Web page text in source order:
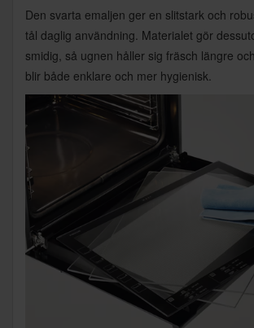
Den svarta emaljen ger en slitstark och
tål daglig användning. Materialet gör
smidig, så ugnen håller sig fräsch längre
blir både enklare och mer hygienisk.